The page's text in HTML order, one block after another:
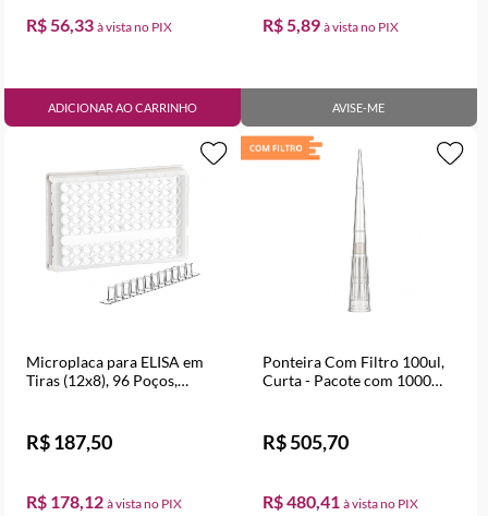
R$ 56,33
ADICIONAR AO CARRINHO
R$ 5,89
AVISE-ME
Microplaca para ELISA em
Tiras (12x8), 96 Poços,
R$ 178,12
R$ 187,50
Ponteira Com Filtro 100ul,
Curta - Pacote com 1000
R$ 480,41
R$ 505,70